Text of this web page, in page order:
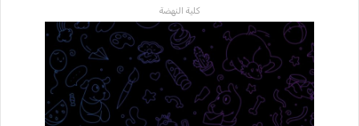
كلية النهضة